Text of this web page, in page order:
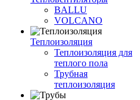
BALLU
VOLCANO
Теплоизоляция
Теплоизоляция для
теплого пола
Трубная
теплоизоляция